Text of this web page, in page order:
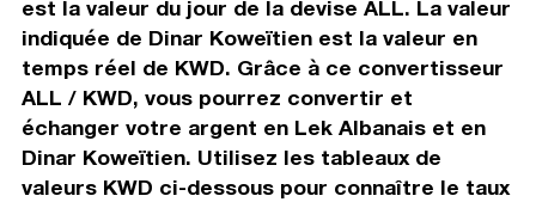
est la valeur du jour de la devise ALL. La valeur
indiquée de Dinar Koweïtien est la valeur en
temps réel de KWD. Grâce à ce convertisseur
ALL / KWD, vous pourrez convertir et
échanger votre argent en Lek Albanais et en
Dinar Koweïtien. Utilisez les tableaux de
valeurs KWD ci-dessous pour connaître le taux